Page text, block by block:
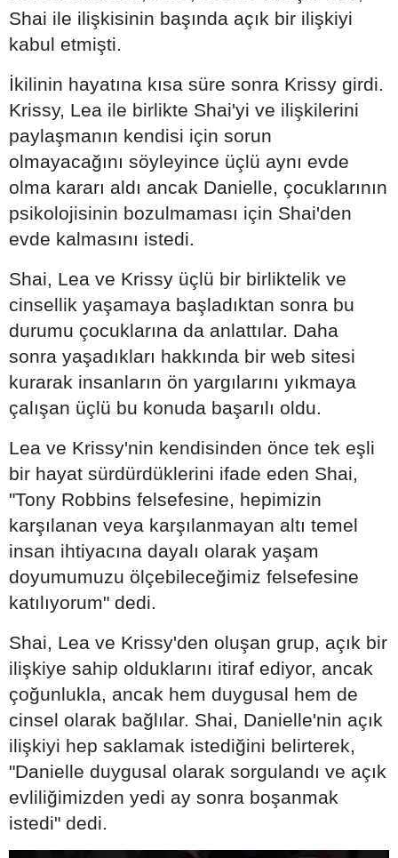
Shai ile ilişkisinin başında açık bir ilişkiyi
kabul etmişti.
İkilinin hayatına kısa süre sonra Krissy girdi.
Krissy, Lea ile birlikte Shai'yi ve ilişkilerini
paylaşmanın kendisi için sorun
olmayacağını söyleyince üçlü aynı evde
olma kararı aldı ancak Danielle, çocuklarının
psikolojisinin bozulmaması için Shai'den
evde kalmasını istedi.
Shai, Lea ve Krissy üçlü bir birliktelik ve
cinsellik yaşamaya başladıktan sonra bu
durumu çocuklarına da anlattılar. Daha
sonra yaşadıkları hakkında bir web sitesi
kurarak insanların ön yargılarını yıkmaya
çalışan üçlü bu konuda başarılı oldu.
Lea ve Krissy'nin kendisinden önce tek eşli
bir hayat sürdürdüklerini ifade eden Shai,
"Tony Robbins felsefesine, hepimizin
karşılanan veya karşılanmayan altı temel
insan ihtiyacına dayalı olarak yaşam
doyumumuzu ölçebileceğimiz felsefesine
katılıyorum" dedi.
Shai, Lea ve Krissy'den oluşan grup, açık bir
ilişkiye sahip olduklarını itiraf ediyor, ancak
çoğunlukla, ancak hem duygusal hem de
cinsel olarak bağlılar. Shai, Danielle'nin açık
ilişkiyi hep saklamak istediğini belirterek,
"Danielle duygusal olarak sorgulandı ve açık
evliliğimizden yedi ay sonra boşanmak
istedi" dedi.